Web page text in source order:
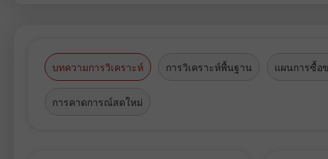
บทความการวิเคราะห์ การวิเคราะห์พื้นฐาน แผนการซื้อ
การคาดการณ์สดใหม่